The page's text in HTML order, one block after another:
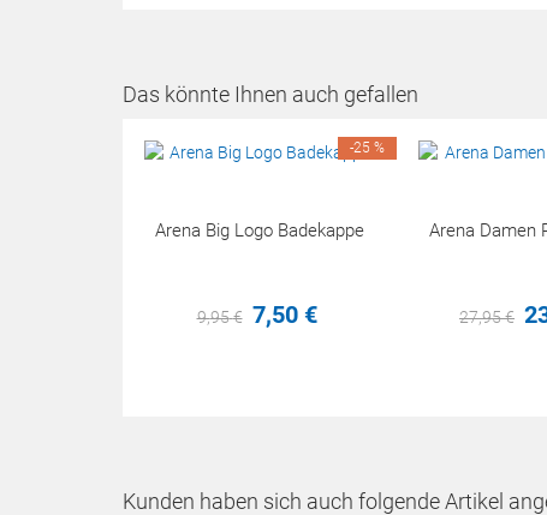
Das könnte Ihnen auch gefallen
Arena Big Logo Badekappe
9,95€ 7,50 €
-25 %
Arena Damen
27,95€
Kunden haben sich auch folgende Artikel